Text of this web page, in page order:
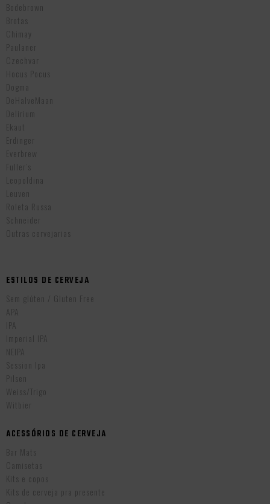
Bodebrown
Brotas
Chimay
Paulaner
Czechvar
Hocus Pocus
Dogma
DeHalveMaan
Delirium
Ekaut
Erdinger
Everbrew
Fuller’s
Leopoldina
Leuven
Roleta Russa
Schneider
Outras cervejarias
ESTILOS DE CERVEJA
Sem glúten / Gluten Free
APA
IPA
Imperial IPA
NEIPA
Session Ipa
Pilsen
Weiss/Trigo
Witbier
ACESSÓRIOS DE CERVEJA
Bar Mats
Camisetas
Kits e copos
Kits de cerveja pra presente